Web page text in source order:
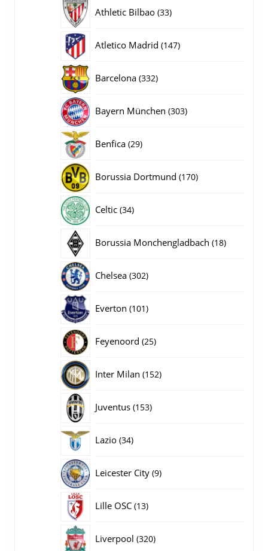
Athletic Bilbao 3333
Atletico Madrid 147147
Barcelona 332332
Bayern München 303303
Benfica 2929
Borussia Dortmund 170170
Celtic 3434
Borussia Monchengladbach 1818
Chelsea 302302
Everton 101101
Feyenoord 2525
Inter Milan 152152
Juventus 153153
Lazio 3434
Leicester City 99
Lille OSC 1313
Liverpool 320320